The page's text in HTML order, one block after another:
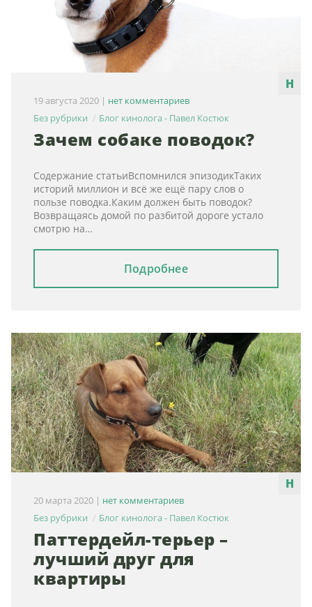
19 августа 2020 | нет комментариев
Без рубрики
Блог кинолога - Павел Костюк
Зачем собаке поводок?
Содержание статьиВспомнился эпизодикТаких
историй миллион и всё же ещё пару слов о
пользе поводка.Каким должен быть поводок?
Возвращаясь домой по разбитой дороге устало
смотрю на…
Подробнее
20 марта 2020 | нет комментариев
Без рубрики
Блог кинолога - Павел Костюк
Паттердейл-терьер –
лучший друг для
квартиры